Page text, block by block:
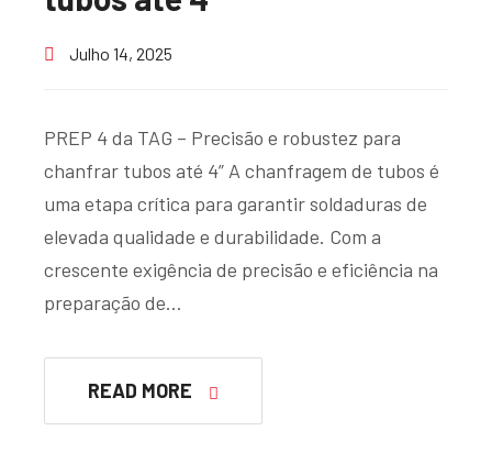
Julho 14, 2025
PREP 4 da TAG – Precisão e robustez para
chanfrar tubos até 4” A chanfragem de tubos é
uma etapa crítica para garantir soldaduras de
elevada qualidade e durabilidade. Com a
crescente exigência de precisão e eficiência na
preparação de…
READ MORE